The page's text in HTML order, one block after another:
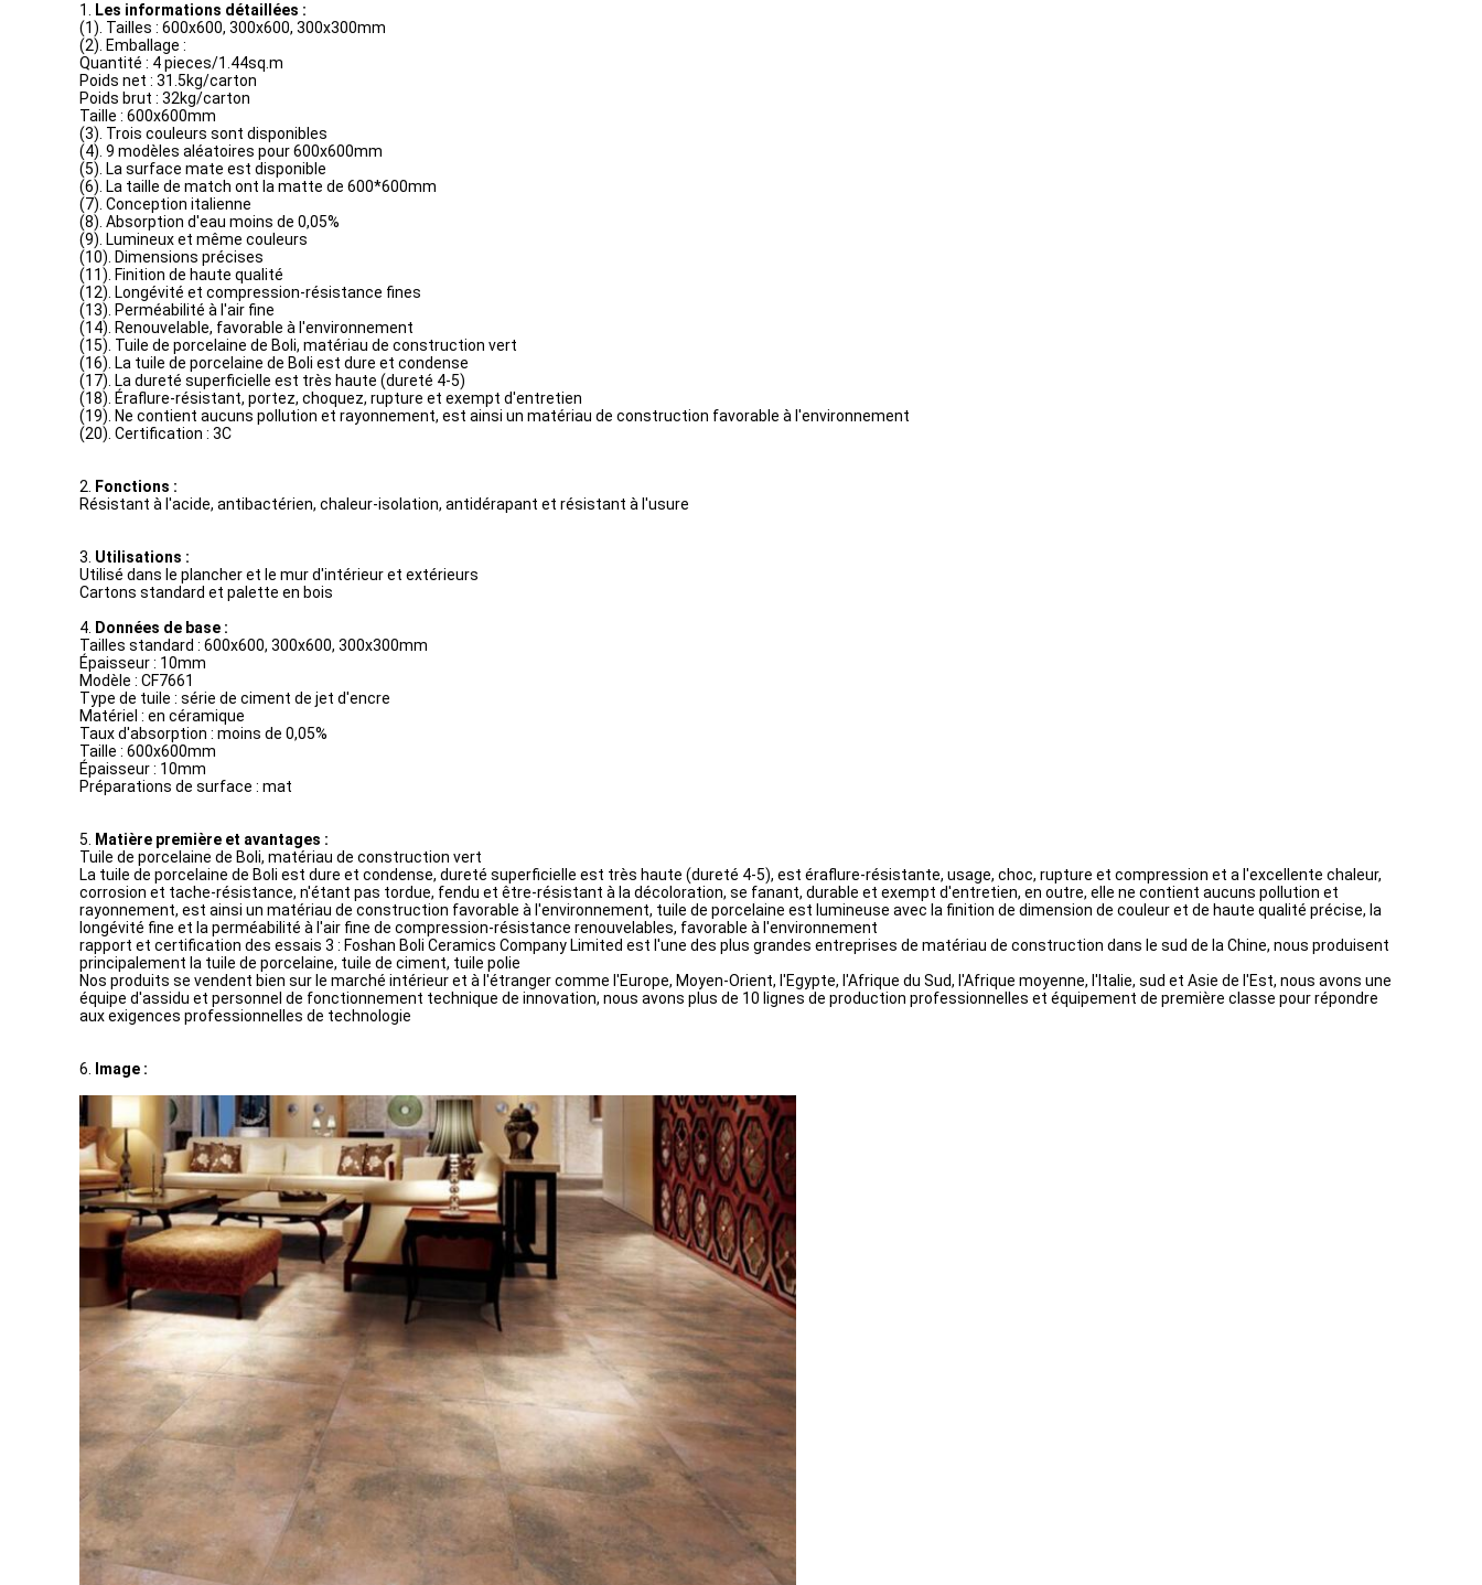
1.
Les informations détaillées :
(1). Tailles : 600x600, 300x600, 300x300mm
(2). Emballage :
Quantité : 4 pieces/1.44sq.m
Poids net : 31.5kg/carton
Poids brut : 32kg/carton
Taille : 600x600mm
(3). Trois couleurs sont disponibles
(4). 9 modèles aléatoires pour 600x600mm
(5). La surface mate est disponible
(6). La taille de match ont la matte de 600*600mm
(7). Conception italienne
(8). Absorption d'eau moins de 0,05%
(9). Lumineux et même couleurs
(10). Dimensions précises
(11). Finition de haute qualité
(12). Longévité et compression-résistance fines
(13). Perméabilité à l'air fine
(14). Renouvelable, favorable à l'environnement
(15). Tuile de porcelaine de Boli, matériau de construction vert
(16). La tuile de porcelaine de Boli est dure et condense
(17). La dureté superficielle est très haute (dureté 4-5)
(18). Éraflure-résistant, portez, choquez, rupture et exempt d'entretien
(19). Ne contient aucuns pollution et rayonnement, est ainsi un matériau de construction favorable à l'environnement
(20). Certification : 3C
2.
Fonctions :
Résistant à l'acide, antibactérien, chaleur-isolation, antidérapant et résistant à l'usure
3. Utilisations :
Utilisé dans le plancher et le mur d'intérieur et extérieurs
Cartons standard et palette en bois
4. Données de base :
Tailles standard : 600x600, 300x600, 300x300mm
Épaisseur : 10mm
Modèle : CF7661
Type de tuile : série de ciment de jet d'encre
Matériel : en céramique
Taux d'absorption : moins de 0,05%
Taille : 600x600mm
Épaisseur : 10mm
Préparations de surface : mat
5.
Matière première et avantages :
Tuile de porcelaine de Boli, matériau de construction vert
La tuile de porcelaine de Boli est dure et condense, dureté superficielle est très haute (dureté 4-5), est éraflure-résistante, usage, choc, rupture et compression et a l'excellente chaleur,
corrosion et tache-résistance, n'étant pas tordue, fendu et être-résistant à la décoloration, se fanant, durable et exempt d'entretien, en outre, elle ne contient aucuns pollution et
rayonnement, est ainsi un matériau de construction favorable à l'environnement, tuile de porcelaine est lumineuse avec la finition de dimension de couleur et de haute qualité précise, la
longévité fine et la perméabilité à l'air fine de compression-résistance renouvelables, favorable à l'environnement
rapport et certification des essais 3 : Foshan Boli Ceramics Company Limited est l'une des plus grandes entreprises de matériau de construction dans le sud de la Chine, nous produisent
principalement la tuile de porcelaine, tuile de ciment, tuile polie
Nos produits se vendent bien sur le marché intérieur et à l'étranger comme l'Europe, Moyen-Orient, l'Egypte, l'Afrique du Sud, l'Afrique moyenne, l'Italie, sud et Asie de l'Est, nous avons une
équipe d'assidu et personnel de fonctionnement technique de innovation, nous avons plus de 10 lignes de production professionnelles et équipement de première classe pour répondre
aux exigences professionnelles de technologie
6. Image :